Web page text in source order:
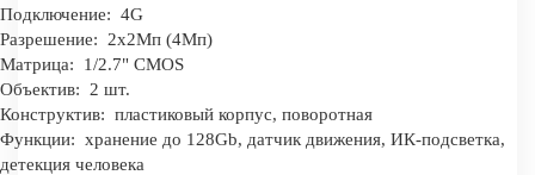
Подключение: 4G
Разрешение:
2x2Мп (4Мп)
Матрица:
1/2.7" CMOS
Объектив:
2 шт.
Конструктив: пластиковый корпус, поворотная
Функции: хранение до 128Gb, датчик движения, ИК-подсветка,
детекция человека